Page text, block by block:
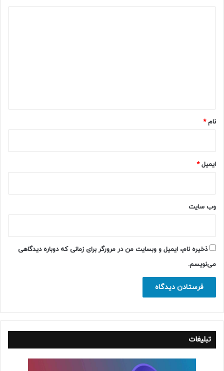
نام*
ایمیل*
وب‌ سایت
ذخیره نام، ایمیل و وبسایت من در مرورگر برای زمانی که دوباره دیدگاهی
می‌نویسم.
تبلیغات